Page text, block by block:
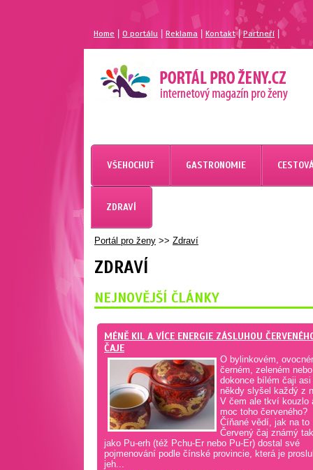
Home |O portálu Reklama Kontakt| Partneří
VŠEHOCHUŤ GASTRONOMIE
ZDRAVÍ
Portál pro ženy >> Zdraví
ZDRAVÍ
NEJNOVĚJŠÍ ČLÁNKY
MÉNĚ KIL A VÍCE ENERGIE ZÁSLUHOU
ČAJE
O bylinkovém,
černém, zeleném nebo
dokonce bílém čaji asi
někdy slyšel každý z
V čem ale tkví kouzlo
moc toho červeného?
Číňané vědí, jak na to
Červený čaj známý
jako Pu-erh (též Pchu-Er nebo Pu-Er) dostal své
pojmenování podle čínské provincie, která je
jeh...